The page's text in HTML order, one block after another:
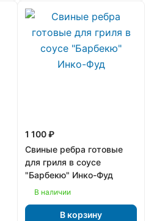
1 100 ₽
Свиные ребра готовые
для гриля в соусе
"Барбекю" Инко-Фуд
В наличии
В корзину